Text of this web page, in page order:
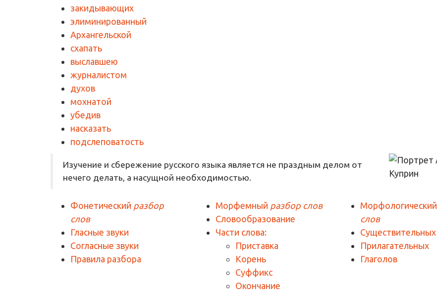
закидывающих
элиминированный
Архангельской
схапать
выславшею
журналистом
духов
мохнатой
убедив
насказать
подслеповатость
Изучение и сбережение русского языка является не праздным делом от
нечего делать, а насущной необходимостью.
Фонетический разбор
слов
Гласные звуки
Согласные звуки
Правила разбора
Морфемный разбор слов
Словообразование
Части слова:
Приставка
Корень
Суффикс
Окончание
Морфологический
слов
Существительных
Прилагательных
Глаголов